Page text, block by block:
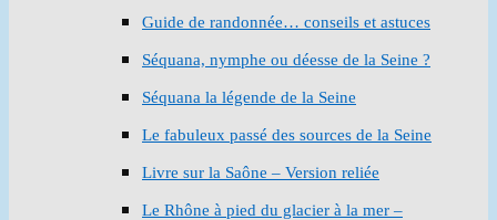
Guide de randonnée… conseils et astuces
Séquana, nymphe ou déesse de la Seine ?
Séquana la légende de la Seine
Le fabuleux passé des sources de la Seine
Livre sur la Saône – Version reliée
Le Rhône à pied du glacier à la mer –